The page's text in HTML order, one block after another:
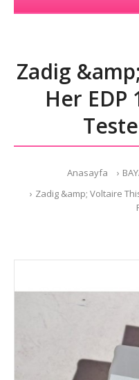
Zadig
Her EDP
Anasayfa
Zadig &amp; Voltaire